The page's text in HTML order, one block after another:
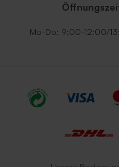
selbstklebendem
Mo-Do: 9:00-12:00/